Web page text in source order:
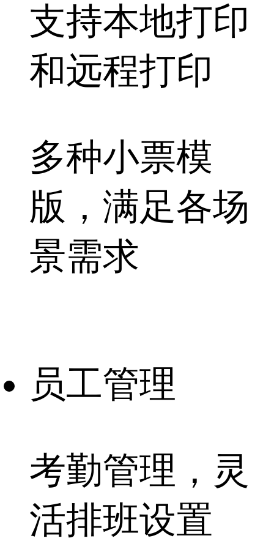
支持本地打印
和远程打印
多种小票模
版， 满足各场
景需求
员工管理
考勤管理，灵
活排班设置